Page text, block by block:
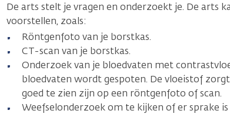
De arts stelt je vragen en onderzoekt je. De arts
voorstellen, zoals:
Röntgenfoto van je borstkas.
CT-scan van je borstkas.
Onderzoek van je bloedvaten met
bloedvaten wordt gespoten. De vloeistof
goed te zien zijn op een röntgenfoto of scan.
Weefselonderzoek om te kijken of er sprake